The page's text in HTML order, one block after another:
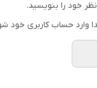
خود را بنویسید.
وارد حساب کاربری خود